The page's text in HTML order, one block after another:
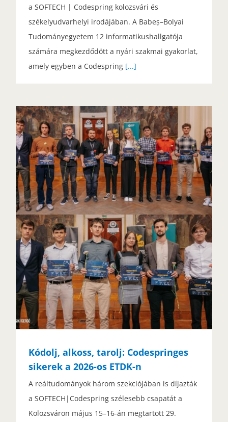
a SOFTECH | Codespring kolozsvári és
székelyudvarhelyi irodájában. A Babeș–Bolyai
Tudományegyetem 12 informatikushallgatója
számára megkezdődött a nyári szakmai gyakorlat,
amely egyben a Codespring [...]
Kódolj, alkoss, tarolj: Codespringes
sikerek a 2026-os ETDK-n
A reáltudományok három szekciójában is díjazták
a SOFTECH|Codespring szélesebb csapatát a
Kolozsváron május 15–16-án megtartott 29.